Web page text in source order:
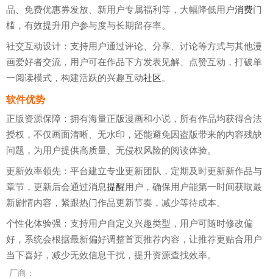
品、免费优惠券发放、新用户专属福利等，大幅降低用户消费门
槛，有效提升用户参与度与长期留存率。
社交互动设计：支持用户通过评论、分享、讨论等方式与其他漫
画爱好者交流，用户可在作品下方发表见解、点赞互动，打破单
一阅读模式，构建活跃的兴趣互动社区。
软件优势
正版资源保障：拥有海量正版漫画和小说，所有作品均获得合法
授权，不仅画面清晰、无水印，还能避免因盗版带来的内容残缺
问题，为用户提供高质量、无侵权风险的阅读体验。
更新效率领先：平台建立专业更新团队，定期及时更新新作品与
章节，更新后会通过消息提醒用户，确保用户能第一时间获取最
新剧情内容，紧跟热门作品更新节奏，减少等待成本。
个性化体验强：支持用户自定义兴趣类型，用户可随时修改偏
好，系统会根据最新偏好调整首页推荐内容，让推荐更贴合用户
当下喜好，减少无效信息干扰，提升资源查找效率。
厂商：